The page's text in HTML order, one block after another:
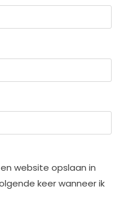
website opslaan in
keer wanneer ik